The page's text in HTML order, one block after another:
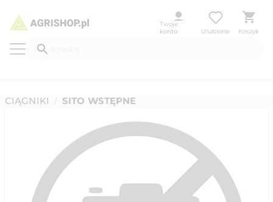
Twoje
konto
Ulubione Koszyk
CIĄGNIKI / SITO WSTĘPNE